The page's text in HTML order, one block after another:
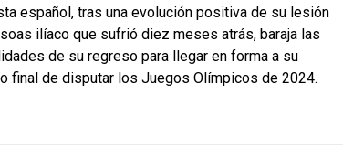
español, tras una evolución positiva de su lesión
ilíaco que sufrió diez meses atrás, baraja las
de su regreso para llegar en forma a su
final de disputar los Juegos Olímpicos de 2024.